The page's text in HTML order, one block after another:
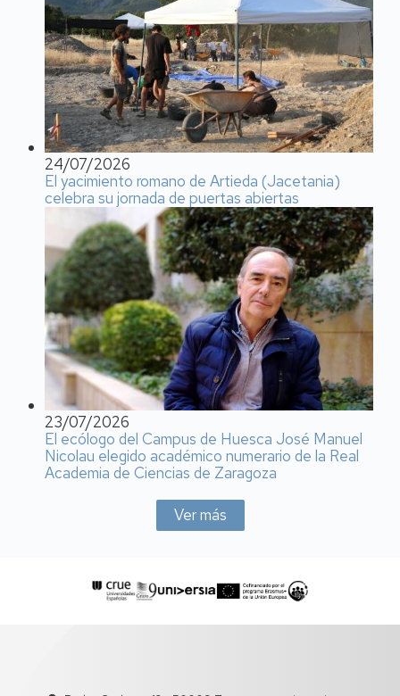
24/07/2026
El yacimiento romano de Artieda (Jacetania)
celebra su jornada de puertas abiertas
23/07/2026
El ecólogo del Campus de Huesca José Manuel
Nicolau elegido académico numerario de la Real
Academia de Ciencias de Zaragoza
Ver más